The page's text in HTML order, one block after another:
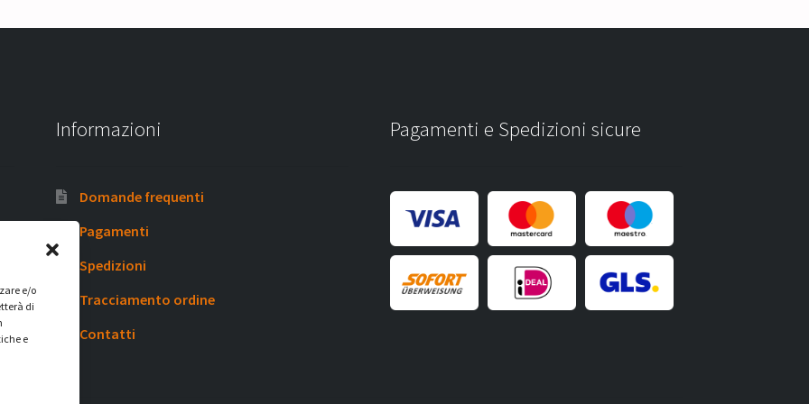
e/o
di
e
Informazioni
Domande frequenti
Pagamenti
Spedizioni
Tracciamento ordine
Contatti
Pagamenti e Spedizioni sicure